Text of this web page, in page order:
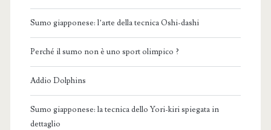
Sumo giapponese: l’arte della tecnica Oshi-dashi
Perché il sumo non è uno sport olimpico ?
Addio Dolphins
Sumo giapponese: la tecnica dello Yori-kiri spiegata in
dettaglio